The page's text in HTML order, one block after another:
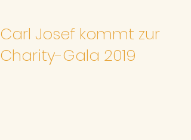
Carl Josef kommt zur
Charity-Gala 2019